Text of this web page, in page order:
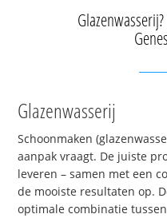
Glazenwasserij
Schoonmaken
aanpak vraagt. De juiste
leveren – samen met een
de mooiste resultaten op.
optimale combinatie